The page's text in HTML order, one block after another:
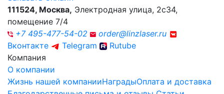
111524, Москва, Электродная улица, 2с34,
помещение 7/4
+7 495-477-54-02
order@linzlaser.ru
Вконтакте
Telegram
Rutube
Компания
О компании
Жизнь нашей компанииНаградыОплата и доставка